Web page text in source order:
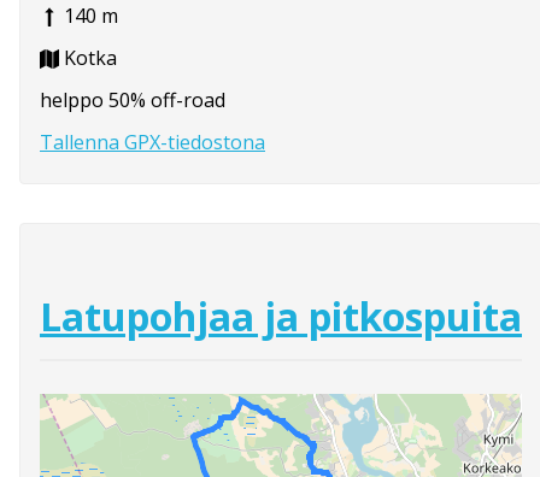
140 m
Kotka
helppo 50% off-road
Tallenna GPX-tiedostona
Latupohjaa ja pitkospuita